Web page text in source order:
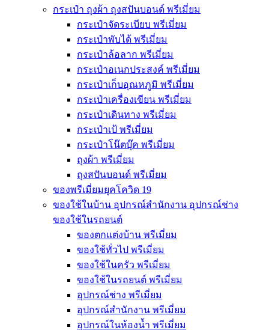
กระเป๋า ถุงผ้า ถุงสปันบอนด์ พรีเมี่ยม
กระเป๋าจัดระเบียบ พรีเมี่ยม
กระเป๋าพับได้ พรีเมี่ยม
กระเป๋าล้อลาก พรีเมี่ยม
กระเป๋าอเนกประสงค์ พรีเมี่ยม
กระเป๋าเก็บอุณหภูมิ พรีเมี่ยม
กระเป๋าเครื่องเขียน พรีเมี่ยม
กระเป๋าเดินทาง พรีเมี่ยม
กระเป๋าเป้ พรีเมี่ยม
กระเป๋าโน๊ตบุ๊ค พรีเมี่ยม
ถุงผ้า พรีเมี่ยม
ถุงสปันบอนด์ พรีเมี่ยม
ของพรีเมี่ยมยุคโควิด 19
ของใช้ในบ้าน อุปกรณ์สำนักงาน อุปกรณ์ช่าง
ของใช้ในรถยนต์
ของตกแต่งบ้าน พรีเมี่ยม
ของใช้ทั่วไป พรีเมี่ยม
ของใช้ในครัว พรีเมี่ยม
ของใช้ในรถยนต์ พรีเมี่ยม
อุปกรณ์ช่าง พรีเมี่ยม
อุปกรณ์สำนักงาน พรีเมี่ยม
อุปกรณ์ในห้องน้ำ พรีเมี่ยม